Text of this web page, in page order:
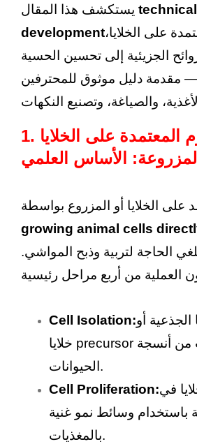
developmentعلى الخلايا،
الجزيئية إلى تحسين الحسية
— مقدمة دليل موثوق للمحترفين
1. فهم اللحوم المعتمدة على الخلايا
الأساس العلمي
على الخلايا أو المزروع بواسطة
growing animal cells
الحاجة لتربية وذبح المواشي.
Cell Isolation:الجذعية أو
خلايا precursor للعضلات من أنسجة
الحيوانات.
Cell Proliferation:في
باستخدام وسائط نمو غنية
بالمغذيات.